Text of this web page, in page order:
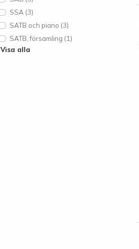
SSA (3)
SATB och piano (3)
SATB, församling (1)
Visa alla